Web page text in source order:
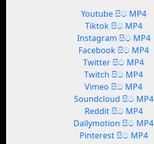
Youtube සිට MP4
Tiktok සිට MP4
Instagram සිට MP4
Facebook සිට MP4
Twitter සිට MP4
Twitch සිට MP4
Vimeo සිට MP4
Soundcloud සිට MP4
Reddit සිට MP4
Dailymotion සිට MP4
Pinterest සිට MP4